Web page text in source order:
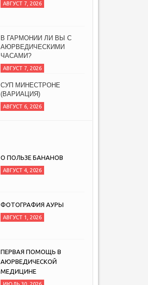
АВГУСТ 7, 2026
В ГАРМОНИИ ЛИ ВЫ С
АЮРВЕДИЧЕСКИМИ
ЧАСАМИ?
АВГУСТ 7, 2026
СУП МИНЕСТРОНЕ
(ВАРИАЦИЯ)
АВГУСТ 6, 2026
О ПОЛЬЗЕ БАНАНОВ
АВГУСТ 4, 2026
ФОТОГРАФИЯ АУРЫ
АВГУСТ 1, 2026
ПЕРВАЯ ПОМОЩЬ В
АЮРВЕДИЧЕСКОЙ
МЕДИЦИНЕ